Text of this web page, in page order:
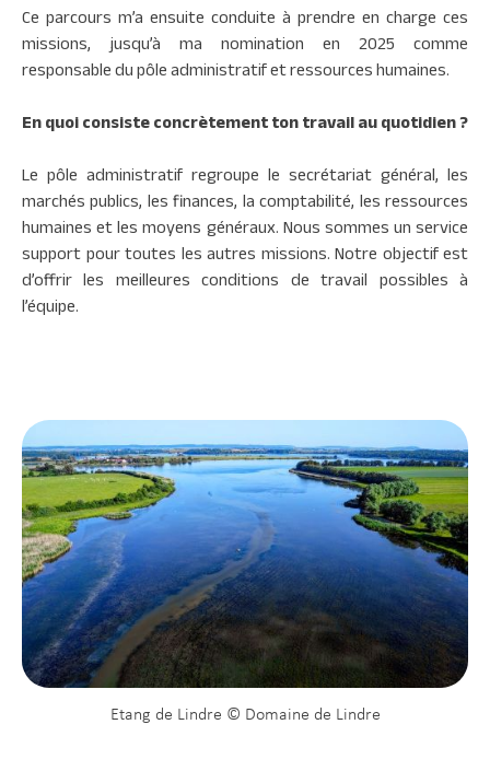
Ce parcours m’a ensuite conduite à prendre en charge ces
missions, jusqu’à ma nomination en 2025 comme
responsable du pôle administratif et ressources humaines.
En quoi consiste concrètement ton travail au quotidien ?
Le pôle administratif regroupe le secrétariat général, les
marchés publics, les finances, la comptabilité, les ressources
humaines et les moyens généraux. Nous sommes un service
support pour toutes les autres missions. Notre objectif est
d’offrir les meilleures conditions de travail possibles à
l’équipe.
Etang de Lindre © Domaine de Lindre